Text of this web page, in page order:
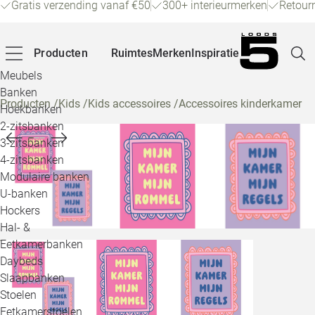
Gratis verzending vanaf €50 300+ interieurmerken
Producten
Meubels
Banken
Hoekbanken
2-zitsbanken
3-zitsbanken
4-zitsbanken
Modulaire banken
U-banken
Hockers
Hal- &
Eetkamerbanken
Daybeds
Slaapbanken
Stoelen
Eetkamerstoelen
RuimtesMerkenInspiratie
Producten/Kids /Kids accessoires /Accessoires kinderkamer